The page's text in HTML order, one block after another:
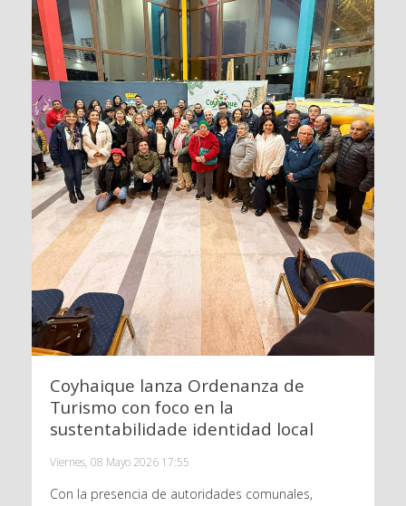
Coyhaique lanza Ordenanza de
Turismo con foco en la
sustentabilidade identidad local
Viernes, 08 Mayo 2026 17:55
Con la presencia de autoridades comunales,